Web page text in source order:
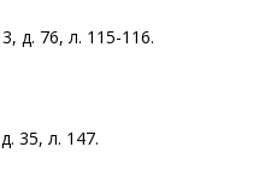
д. 76, л. 115-116.
35, л. 147.